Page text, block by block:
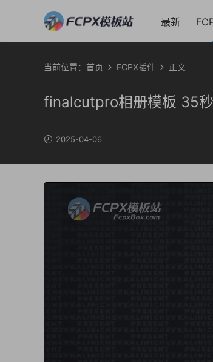
最新
当前位置： 首页 FCPX插件 正文
finalcutpro相册模板 35
2025-04-06